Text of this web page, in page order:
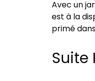
Avec un
est à la
primé
Suite